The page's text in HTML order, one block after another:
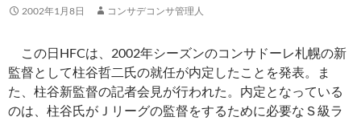
ッ 2002年1月8日 コンサデコンサ管理人
この日HFCは、2002年シーズンのコンサドーレ札幌の新
監督として柱谷哲二氏の就任が内定したことを発表。ま
た、柱谷新監督の記者会見が行われた。内定となっている
のは、柱谷氏がＪリーグの監督をするために必要なＳ級ラ